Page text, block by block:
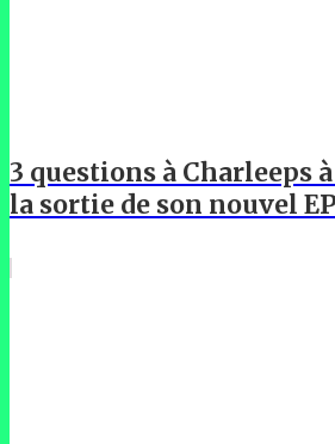
3 questions à Charleeps
la sortie de son nouvel